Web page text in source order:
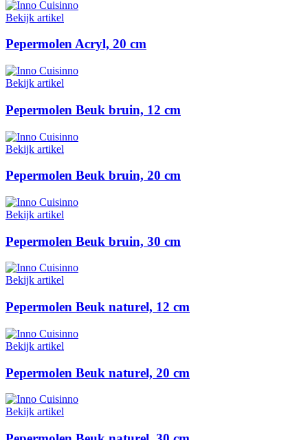
Bekijk artikel
Pepermolen Acryl, 20 cm
Bekijk artikel
Pepermolen Beuk bruin, 12 cm
Bekijk artikel
Pepermolen Beuk bruin, 20 cm
Bekijk artikel
Pepermolen Beuk bruin, 30 cm
Bekijk artikel
Pepermolen Beuk naturel, 12 cm
Bekijk artikel
Pepermolen Beuk naturel, 20 cm
Bekijk artikel